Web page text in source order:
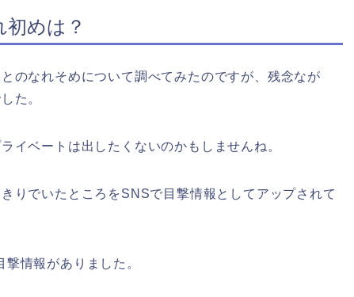
めは？
のなれそめについて調べてみたのですが、残念なが
た。
イベートは出したくないのかもしませんね。
りでいたところをSNSで目撃情報としてアップされて
情報がありました。